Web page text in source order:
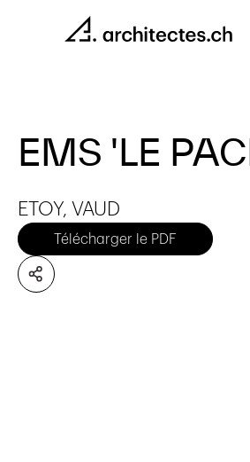
EMS 'LE
ETOY, VAUD
Télécharger le PDF